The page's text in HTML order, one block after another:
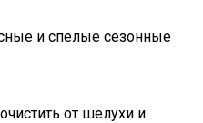
и спелые сезонные
от шелухи и